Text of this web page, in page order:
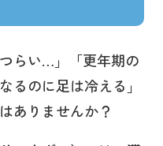
らい…」「更年期の
るのに足は冷える」
ありませんか？